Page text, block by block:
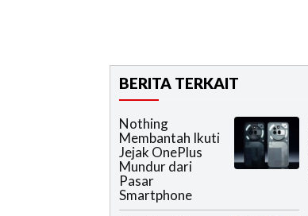
BERITA TERKAIT
Nothing
Membantah Ikuti
Jejak OnePlus
Mundur dari
Pasar
Smartphone